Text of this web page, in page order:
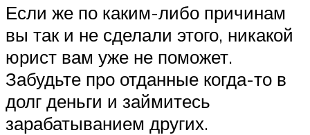
Если же по каким-либо причинам
вы так и не сделали этого, никакой
юрист вам уже не поможет.
Забудьте про отданные когда-то в
долг деньги и займитесь
зарабатыванием других.